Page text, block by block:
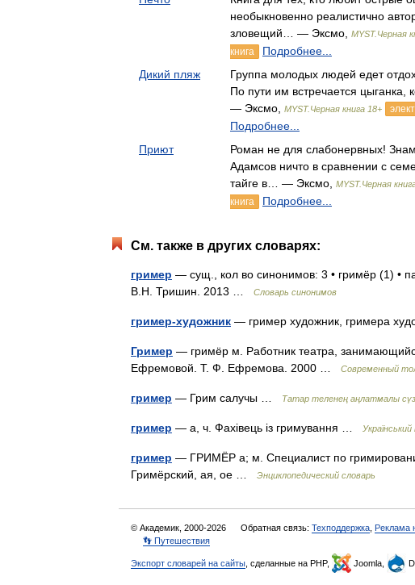
необыкновенно реалистично
зловещий… — Эксмо,
MYST.Черная
книга
Подробнее...
Дикий пляж
Группа молодых людей едет
По пути им встречается цыганка,
— Эксмо,
MYST.Черная книга 18+
Подробнее...
Приют
Роман не для слабонервных!
Адамсов ничто в сравнении с
тайге в… — Эксмо,
MYST.Черная
книга
Подробнее...
См. также в других словарях:
гример — сущ., кол во синонимов: 3 • гримёр (1) •
В.Н. Тришин. 2013 …
Словарь синонимов
гример-художник — гример художник, гримера
Гример — гримёр м. Работник театра,
Ефремовой. Т. Ф. Ефремова. 2000 …
Современный
гример — Грим салучы … Татар теленең аңлатмалы
гример — а, ч. Фахівець із гримування …
гример — ГРИМЁР а; м. Специалист по
Гримёрский, ая, ое …
Энциклопедический словарь
© Академик, 2000-2026 Обратная связь: Техподдержка Реклама
👣 Путешествия
Экспорт словарей на сайты , сделанные на PHP, Joomla,